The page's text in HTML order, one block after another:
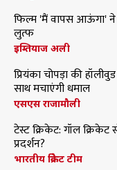
फिल्म 'मैं वापस आऊंगा' ने
लुत्फ
इम्तियाज अली
प्रियंका चोपड़ा की
साथ मचाएंगी धमाल
एसएस राजामौली
टेस्ट क्रिकेट: गॉल क्रिकेट
प्रदर्शन?
भारतीय क्रिकेट टीम